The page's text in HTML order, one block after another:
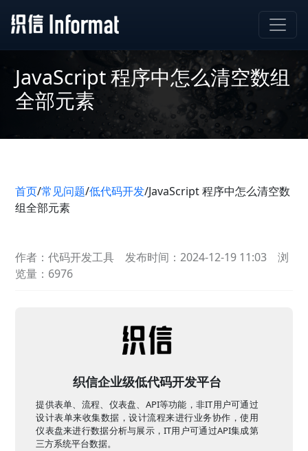
JavaScript 程序中怎么清空数组
全部元素
首页/常见问题/低代码开发/JavaScript 程序中怎么清空数
组全部元素
作者：代码开发工具 发布时间：2024-12-19 11:03
浏
览量：6976
织信企业级低代码开发平台
提供表单、流程、仪表盘、API等功能，非IT用户可通过
设计表单来收集数据，设计流程来进行业务协作，使用
仪表盘来进行数据分析与展示，IT用户可通过API集成第
三方系统平台数据。